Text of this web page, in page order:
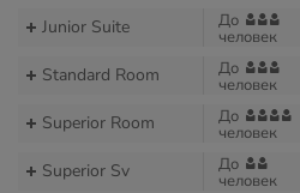
Junior Suite До
человек
Standard Room До
человек
Superior Room До
человек
Superior Sv До
человек